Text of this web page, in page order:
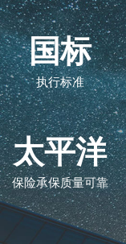
国标
执行标准
太平洋
保险承保质量可靠